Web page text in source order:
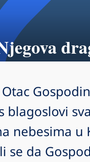
blagoslovi
nebesima u
se da